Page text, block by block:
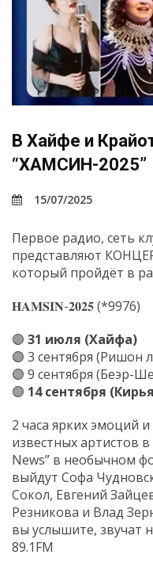
В Хайфе и
“ХАМСИН-2025”
15/07/2025
Первое радио, сеть
представляют
который пройдёт в
𝐇𝐀𝐌𝐒𝐈𝐍-𝟐𝟎𝟐𝟓 (*9976)
🟣 31 июля (Хайфа)
🟣 3 сентября (Ришон
🟣 9 сентября (Беэр-
🟣 14 сентября
2 часа ярких эмоций
известных артистов
News” в необычном
выйдут Софа
Сокол, Евгений
Резникова и Влад
вы услышите, звучат
89.1FM